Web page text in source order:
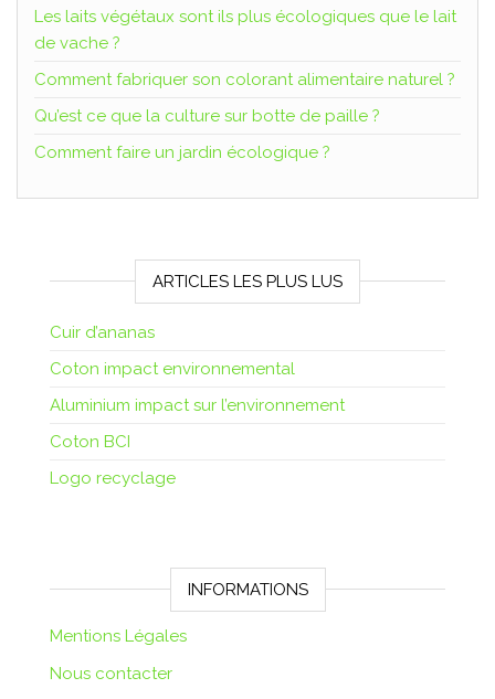
Les laits végétaux sont ils plus écologiques que le lait
de vache ?
Comment fabriquer son colorant alimentaire naturel ?
Qu’est ce que la culture sur botte de paille ?
Comment faire un jardin écologique ?
ARTICLES LES PLUS LUS
Cuir d’ananas
Coton impact environnemental
Aluminium impact sur l’environnement
Coton BCI
Logo recyclage
INFORMATIONS
Mentions Légales
Nous contacter